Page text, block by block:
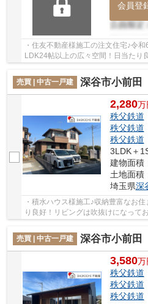
会員登
・住友不動産様施工の注文住宅♪令
LDK24帖以上の広々空間！日当たり
売買 | 中古一戸建
深谷市小前
2,280万
秩父鉄道
秩父鉄道
秩父鉄道
3LDK＋
建物面積
土地面積
埼玉県深
・積水ハウス様施工♪収納豊富なお
り良好！リビングは吹抜けになって
売買 | 中古一戸建
深谷市小前
3,580万
秩父鉄道
秩父鉄道
秩父鉄道